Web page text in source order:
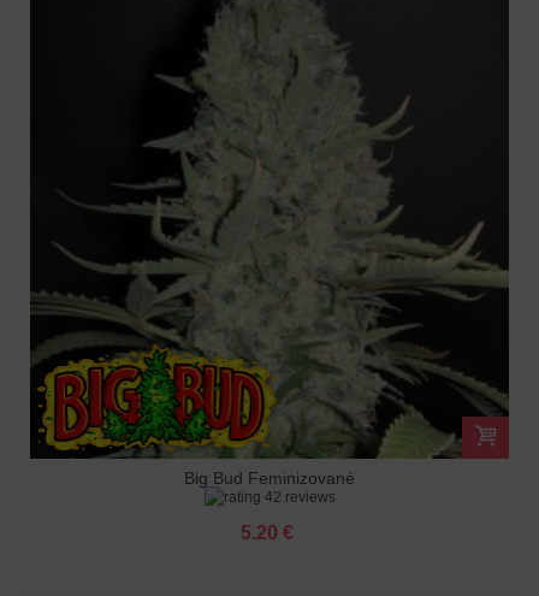
Big Bud Feminizované
42 reviews
5.20 €